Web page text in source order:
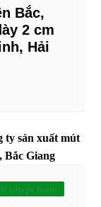
Bắc,
2 cm
Hải
xốp pe foam